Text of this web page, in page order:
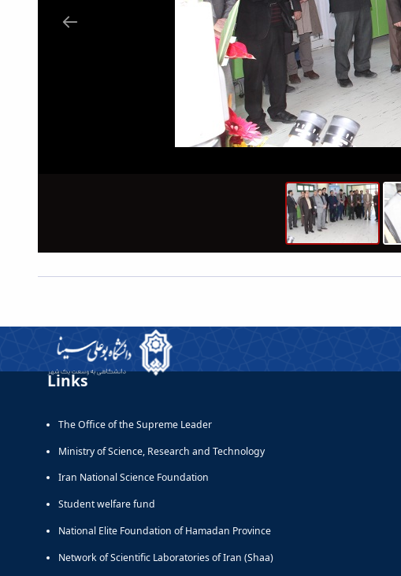
Links
The Office of the Supreme Leader
Ministry of Science, Research and Technology
Iran National Science Foundation
Student welfare fund
National Elite Foundation of Hamadan Province
Network of Scientific Laboratories of Iran (Shaa)